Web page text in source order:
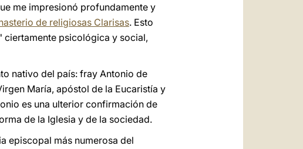
me impresionó profundamente y
de religiosas Clarisas. Esto
ciertamente psicológica y social,
nativo del país: fray Antonio de
María, apóstol de la Eucaristía y
es una ulterior confirmación de
de la Iglesia y de la sociedad.
episcopal más numerosa del